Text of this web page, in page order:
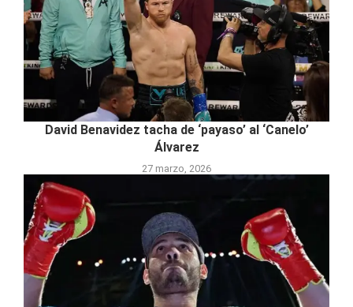
David Benavidez tacha de ‘payaso’ al ‘Canelo’
Álvarez
27 marzo, 2026